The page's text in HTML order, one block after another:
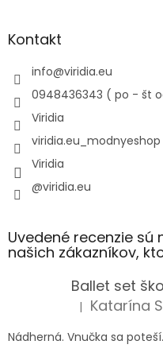
Kontakt
info@viridia.eu
0948436343 ( po - št
Viridia
viridia.eu_modnyeshop
Viridia
@viridia.eu
Uvedené recenzie sú
našich zákazníkov,
Hodnotenie
| Katarína
Nádherná. Vnučka sa